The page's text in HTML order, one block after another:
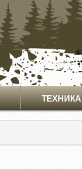
ТЕХНИКА